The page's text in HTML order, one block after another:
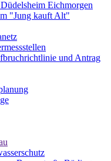
Eichmorgen
"Jung kauft Alt"
und Antrag